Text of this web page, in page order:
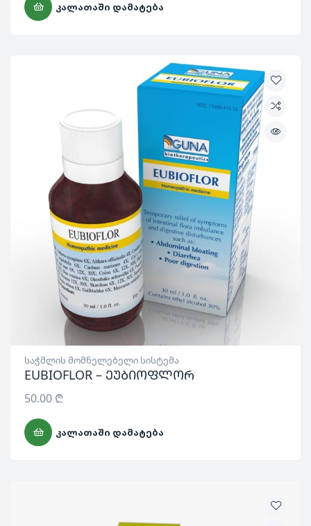
ᲙᲐᲚᲐᲗᲐᲨᲘ ᲓᲐᲛᲐᲢᲔᲑᲐ
საჭმლის მომნელებელი სისტემა
EUBIOFLOR – ეუბიოფლორ
50.00 ₾
ᲙᲐᲚᲐᲗᲐᲨᲘ ᲓᲐᲛᲐᲢᲔᲑᲐ